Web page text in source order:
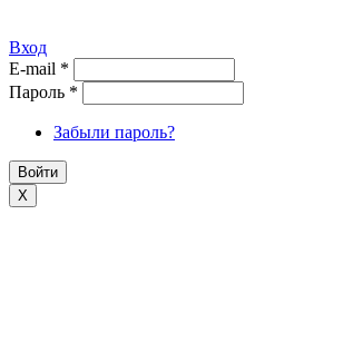
Вход
E-mail *
Пароль *
Забыли пароль?
X